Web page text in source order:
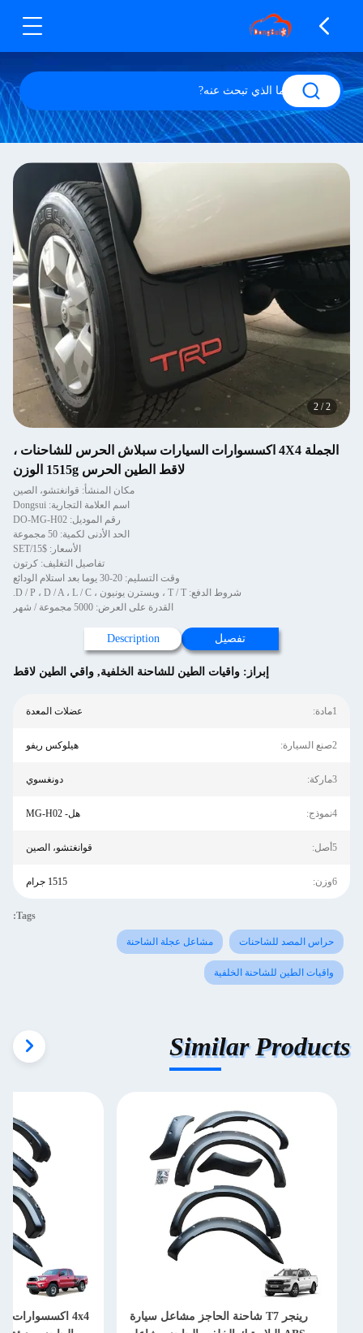
2 /2
الجملة 4X4 اكسسوارات السيارات سبلاش الحرس للشاحنات ،
لاقط الطين الحرس 1515g الوزن
مكان المنشأ: قوانغتشو، الصين
اسم العلامة التجارية: Dongsui
رقم الموديل: DO-MG-H02
الحد الأدنى لكمية: 50 مجموعة
الأسعار: $15/SET
تفاصيل التغليف: كرتون
وقت التسليم: 20-30 يوما بعد استلام الودائع
شروط الدفع: T / T ، ويسترن يونيون ، D / P ، D / A ، L / C.
القدرة على العرض: 5000 مجموعة / شهر
تفصيل Description
إبراز: واقيات الطين للشاحنة الخلفية, واقي الطين لاقط
1مادة: عضلات المعدة
2صنع السيارة: هيلوكس ريفو
3ماركة: دونغسوي
4نموذج: هل- MG-H02
5أصل: قوانغتشو، الصين
6وزن: 1515 جرام
Tags:
حراس المصد للشاحنات مشاعل عجلة الشاحنة
واقيات الطين للشاحنة الخلفية
Similar Products
رينجر T7 شاحنة الحاجز مشاعل سيارة